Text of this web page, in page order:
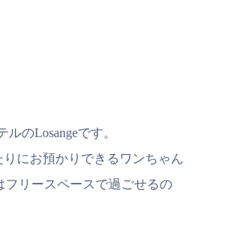
のLosangeです。
にお預かりできるワンちゃん
リースペースで過ごせるの